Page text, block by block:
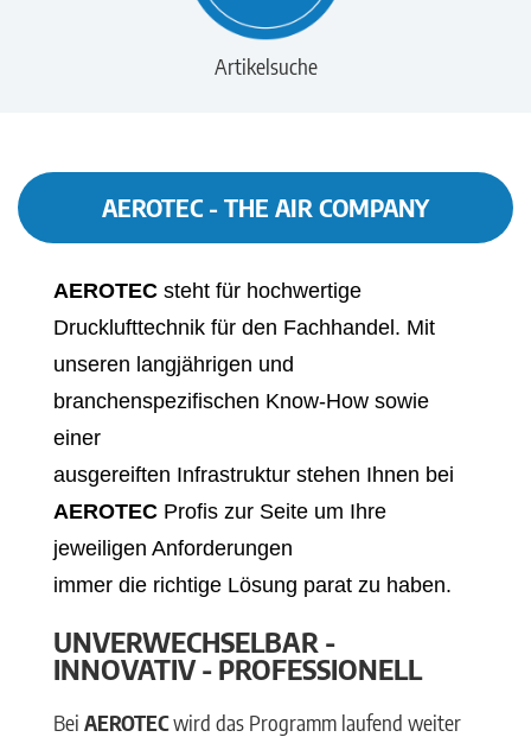
Artikelsuche
AEROTEC - THE AIR COMPANY
AEROTEC steht für hochwertige
Drucklufttechnik für den Fachhandel. Mit
unseren langjährigen und
branchenspezifischen Know-How sowie
einer
ausgereiften Infrastruktur stehen Ihnen bei
AEROTEC Profis zur Seite um Ihre
jeweiligen Anforderungen
immer die richtige Lösung parat zu haben.
UNVERWECHSELBAR -
INNOVATIV - PROFESSIONELL
Bei AEROTECwird das Programm laufend weiter